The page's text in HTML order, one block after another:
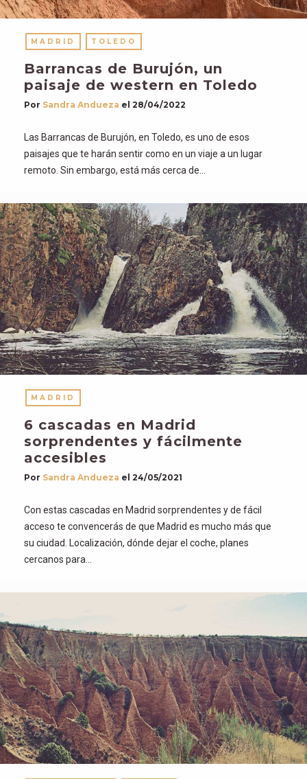
MADRID TOLEDO
Barrancas de Burujón, un
paisaje de western en Toledo
Por Sandra Andueza el 28/04/2022
Las Barrancas de Burujón, en Toledo, es uno de esos
paisajes que te harán sentir como en un viaje a un lugar
remoto. Sin embargo, está más cerca de…
MADRID
6 cascadas en Madrid
sorprendentes y fácilmente
accesibles
Por Sandra Andueza el 24/05/2021
Con estas cascadas en Madrid sorprendentes y de fácil
acceso te convencerás de que Madrid es mucho más que
su ciudad. Localización, dónde dejar el coche, planes
cercanos para…